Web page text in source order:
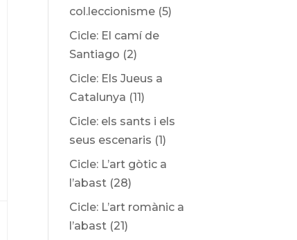
col.leccionisme (5)
Cicle: El camí de
Santiago (2)
Cicle: Els Jueus a
Catalunya (11)
Cicle: els sants i els
seus escenaris (1)
Cicle: L’art gòtic a
l’abast (28)
Cicle: L’art romànic a
l’abast (21)